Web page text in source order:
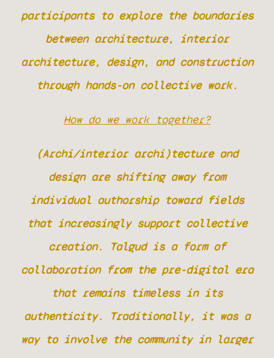
participants to explore the boundaries
between architecture, interior
architecture, design, and construction
through hands-on collective work.
How do we work together?
(Archi/interior archi)tecture and
design are shifting away from
individual authorship toward fields
that increasingly support collective
creation. Talgud is a form of
collaboration from the pre-digital era
that remains timeless in its
authenticity. Traditionally, it was a
way to involve the community in larger